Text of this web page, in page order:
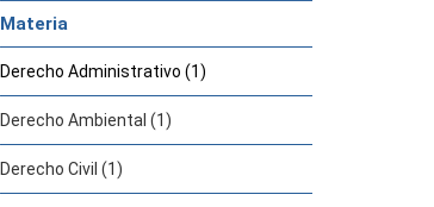
Materia
Derecho Administrativo (1)
Derecho Ambiental (1)
Derecho Civil (1)